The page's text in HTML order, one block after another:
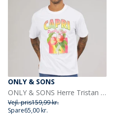
ONLY & SONS
ONLY & SONS Herre Tristan Relaxed Capri T-shirt Bright White
Vejl. pris159,99 kr.
Spare65,00 kr.